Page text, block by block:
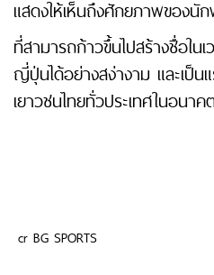
แสดงให้เห็นถึงศักยภาพของนั
ที่สามารถก้าวขึ้นไปสร้างชื่อใ
ญี่ปุ่นได้อย่างสง่างาม และเป็
เยาวชนไทยทั่วประเทศในอนาค
cr BG SPORTS